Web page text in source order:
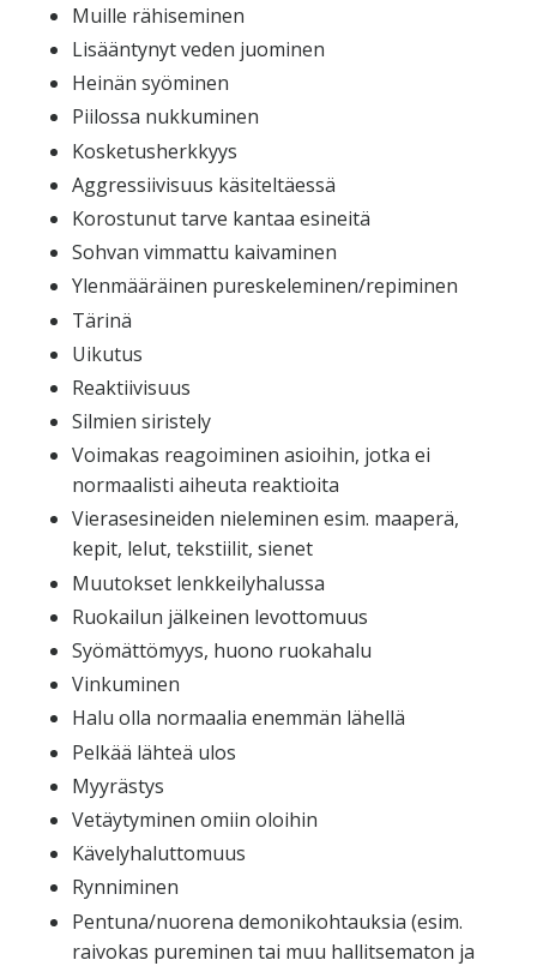
Muille rähiseminen
Lisääntynyt veden juominen
Heinän syöminen
Piilossa nukkuminen
Kosketusherkkyys
Aggressiivisuus käsiteltäessä
Korostunut tarve kantaa esineitä
Sohvan vimmattu kaivaminen
Ylenmääräinen pureskeleminen/repiminen
Tärinä
Uikutus
Reaktiivisuus
Silmien siristely
Voimakas reagoiminen asioihin, jotka ei
normaalisti aiheuta reaktioita
Vierasesineiden nieleminen esim. maaperä,
kepit, lelut, tekstiilit, sienet
Muutokset lenkkeilyhalussa
Ruokailun jälkeinen levottomuus
Syömättömyys, huono ruokahalu
Vinkuminen
Halu olla normaalia enemmän lähellä
Pelkää lähteä ulos
Myyrästys
Vetäytyminen omiin oloihin
Kävelyhaluttomuus
Rynniminen
Pentuna/nuorena demonikohtauksia (esim.
raivokas pureminen tai muu hallitsematon ja